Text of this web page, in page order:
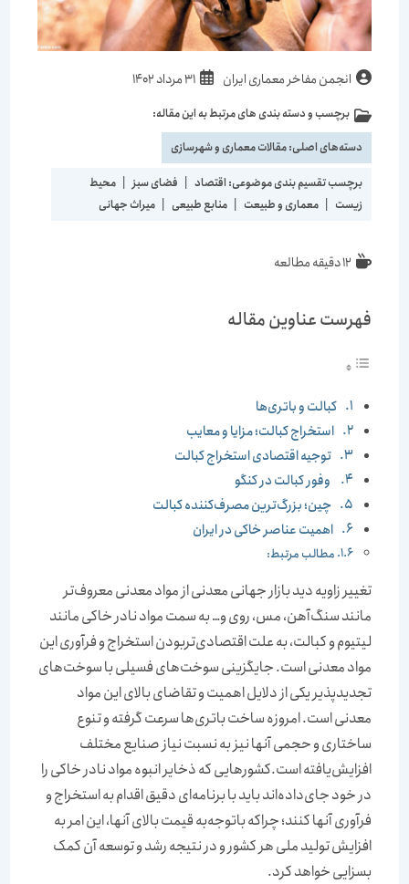
نویسندهٔ
انجمن مفاخر معماری ایران نوشته
شده
است:
31 مرداد 1402
دسته‌
نوشته:
برچسب و دسته بندی های مرتبط به این مقاله:
دسته‌های اصلی:مقالات معماری و شهرسازی
برچسب تقسیم بندی موضوعی:اقتصاد | فضای سبز |
محیط
زیست | معماری و طبیعت | منابع طبیعی | میراث جهانی
زمان12 دقیقه مطالعه
فهرست عناوین مقاله
کبالت و باتری‌‌‌‌‌‌ها
استخراج کبالت؛ مزایا و معایب
توجیه اقتصادی استخراج کبالت
وفور کبالت در کنگو
چین؛ بزرگ‌ترین مصرف‌کننده کبالت
اهمیت عناصر خاکی در ایران
مطالب مرتبط:
تغییر زاویه دید بازار جهانی معدنی از مواد معدنی معروف‌‌‌‌‌‌تر
مانند سنگ‌‌‌‌‌‌آهن، مس، روی و… به سمت مواد نادر خاکی مانند
لیتیوم و کبالت، به علت اقتصادی‌تر‌بودن استخراج و فرآوری این
مواد معدنی است. جایگزینی سوخت‌های فسیلی با سوخت‌های
تجدیدپذیر یکی از دلایل اهمیت و تقاضای بالای این مواد
معدنی است. امروزه ساخت باتری‌‌‌‌‌‌ها سرعت گرفته و تنوع
ساختاری و حجمی آنها نیز به نسبت نیاز صنایع مختلف
افزایش‌‌‌‌‌‌یافته است.کشور‌‌‌‌‌‌هایی که ذخایر انبوه مواد نادر خاکی را
در خود جای‌‌‌‌‌‌داده‌‌‌‌‌‌اند باید با برنامه‌‌‌‌‌‌ای دقیق اقدام به استخراج و
فرآوری آنها کنند؛ چراکه باتوجه‌‌‌‌‌‌به قیمت بالای آنها، این امر به
افزایش تولید ملی هر کشور و در نتیجه رشد و توسعه آن کمک
بسزایی خواهد کرد.